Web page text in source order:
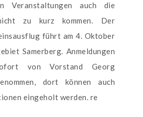
Veranstaltungen auch die
zu kurz kommen. Der
führt am 4. Oktober
Samerberg. Anmeldungen
von Vorstand Georg
dort können auch
eingeholt werden. re